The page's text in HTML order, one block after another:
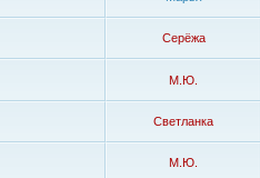
Серёжа
М.Ю.
Светланка
М.Ю.